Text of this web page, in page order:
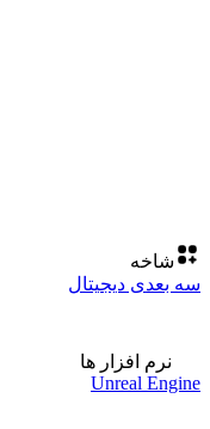
شاخه
سه بعدی دیجیتال
نرم افزار ها
Unreal Engine